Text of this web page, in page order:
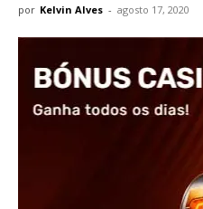
por Kelvin Alves - agosto 17, 2020